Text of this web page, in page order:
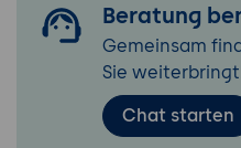
Beratung
Gemeinsam
Sie
Chat starten